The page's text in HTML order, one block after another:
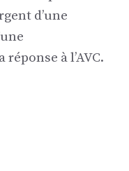
d’une
à l’AVC.